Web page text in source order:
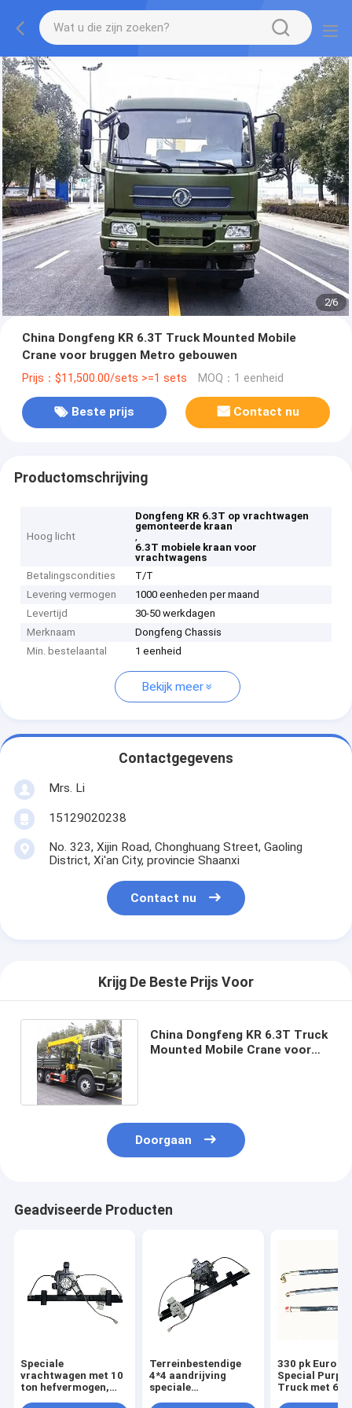
2/6
China Dongfeng KR 6.3T Truck Mounted Mobile
Crane voor bruggen Metro gebouwen
Prijs：$11,500.00/sets >=1 sets MOQ：1 eenheid
Beste prijs Contact nu
Productomschrijving
Hoog licht
Dongfeng KR 6.3T op vrachtwagen
gemonteerde kraan
,
6.3T mobiele kraan voor
vrachtwagens
Betalingscondities
T/T
Levering vermogen
1000 eenheden per maand
Levertijd
30-50 werkdagen
Merknaam
Dongfeng Chassis
Min. bestelaantal
1 eenheid
Bekijk meer
Contactgegevens
Mrs. Li
15129020238
No. 323, Xijin Road, Chonghuang Street, Gaoling
District, Xi'an City, provincie Shaanxi
Contact nu
Krijg De Beste Prijs Voor
China Dongfeng KR 6.3T Truck
Mounted Mobile Crane voor
Doorgaan
Geadviseerde Producten
Speciale
vrachtwagen met 10
ton hefvermogen,
Terreinbestendige
4*4 aandrijving
speciale
330 pk Euro 3
Special
Truck met